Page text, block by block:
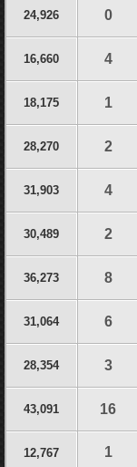
0
24,926
4
16,660
1
18,175
2
28,270
4
31,903
2
30,489
8
36,273
6
31,064
3
28,354
16
43,091
1
12,767